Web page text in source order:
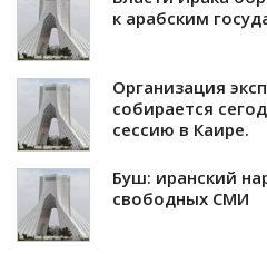
к арабским
Организация
собирается
сессию в Каире.
Буш: иранский
свободных СМИ